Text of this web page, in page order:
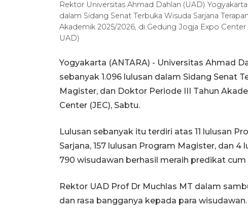
Rektor Universitas Ahmad Dahlan (UAD)
dalam Sidang Senat Terbuka Wisuda Sarjana
Akademik 2025/2026, di Gedung Jogja Expo
UAD)
Yogyakarta (ANTARA) - Universitas Ahmad
sebanyak 1.096 lulusan dalam Sidang Senat
Magister, dan Doktor Periode III Tahun
Center (JEC), Sabtu.
Lulusan sebanyak itu terdiri atas 11 lulusan
Sarjana, 157 lulusan Program Magister, dan
790 wisudawan berhasil meraih predikat cum
Rektor UAD Prof Dr Muchlas MT dalam
dan rasa bangganya kepada para wisudawan.